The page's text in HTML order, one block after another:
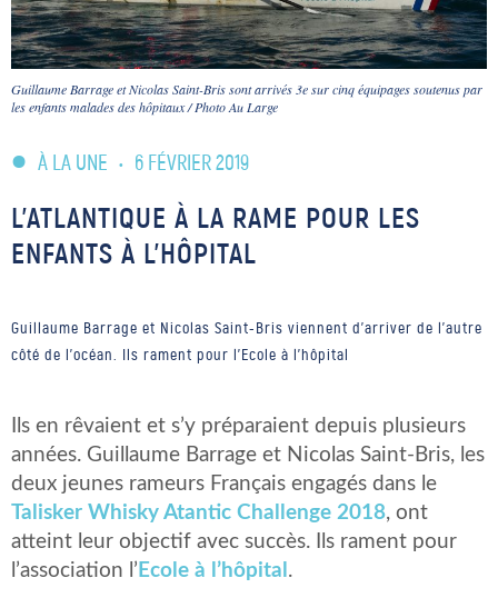
Guillaume Barrage et Nicolas Saint-Bris sont arrivés 3e sur cinq équipages soutenus par
les enfants malades des hôpitaux / Photo Au Large
À LA UNE • 6 FÉVRIER 2019
L’ATLANTIQUE À LA RAME POUR LES
ENFANTS À L’HÔPITAL
Guillaume Barrage et Nicolas Saint-Bris viennent d'arriver de l'autre
côté de l'océan. Ils rament pour l'Ecole à l'hôpital
Ils en rêvaient et s’y préparaient depuis plusieurs
années. Guillaume Barrage et Nicolas Saint-Bris, les
deux jeunes rameurs Français engagés dans le
Talisker Whisky Atantic Challenge 2018, ont
atteint leur objectif avec succès. Ils rament pour
l’association l’ Ecole à l’hôpital .